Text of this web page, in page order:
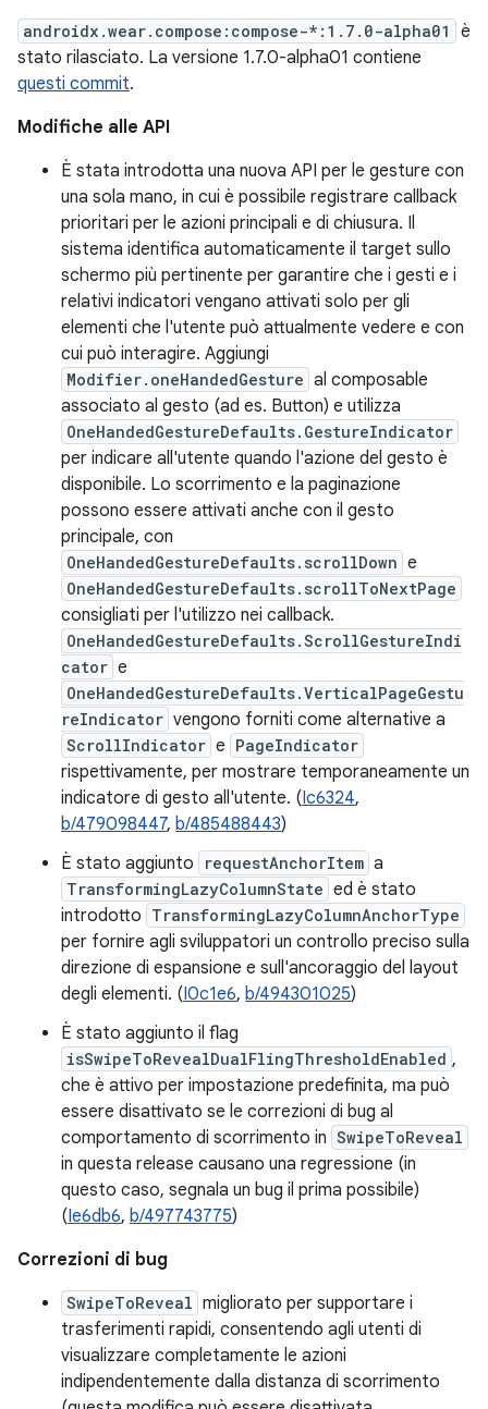
androidx.wear.compose:compose-*:1.7.0-alpha01
è
stato rilasciato. La versione 1.7.0-alpha01 contiene
questi commit.
Modifiche alle API
È stata introdotta una nuova API per le gesture con
una sola mano, in cui è possibile registrare callback
prioritari per le azioni principali e di chiusura. Il
sistema identifica automaticamente il target sullo
schermo più pertinente per garantire che i gesti e i
relativi indicatori vengano attivati solo per gli
elementi che l'utente può attualmente vedere e con
cui può interagire. Aggiungi
Modifier.oneHandedGesture al composable
associato al gesto (ad es. Button) e utilizza
OneHandedGestureDefaults.GestureIndicator
per indicare all'utente quando l'azione del gesto è
disponibile. Lo scorrimento e la paginazione
possono essere attivati anche con il gesto
principale, con
OneHandedGestureDefaults.scrollDown e
OneHandedGestureDefaults.scrollToNextPage
consigliati per l'utilizzo nei callback.
OneHandedGestureDefaults.ScrollGestureIndi
cator e
OneHandedGestureDefaults.VerticalPageGestu
reIndicator vengono forniti come alternative a
ScrollIndicator e PageIndicator
rispettivamente, per mostrare temporaneamente un
indicatore di gesto all'utente. (Ic6324,
b/479098447, b/485488443)
È stato aggiunto
requestAnchorItem a
TransformingLazyColumnState ed è stato
introdotto TransformingLazyColumnAnchorType
per fornire agli sviluppatori un controllo preciso sulla
direzione di espansione e sull'ancoraggio del layout
degli elementi. (I0c1e6, b/494301025)
È stato aggiunto il flag
isSwipeToRevealDualFlingThresholdEnabled ,
che è attivo per impostazione predefinita, ma può
essere disattivato se le correzioni di bug al
comportamento di scorrimento in SwipeToReveal
in questa release causano una regressione (in
questo caso, segnala un bug il prima possibile)
(Ie6db6, b/497743775)
Correzioni di bug
SwipeToReveal migliorato per supportare i
trasferimenti rapidi, consentendo agli utenti di
visualizzare completamente le azioni
indipendentemente dalla distanza di scorrimento